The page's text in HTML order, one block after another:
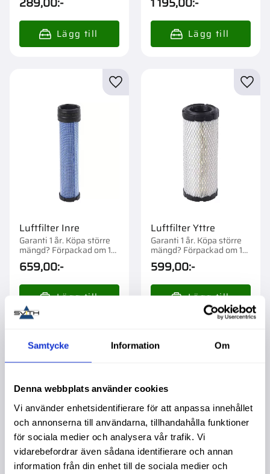
Samtycke Information Om
Denna webbplats använder cookies
Vi använder enhetsidentifierare för att anpassa innehållet
och annonserna till användarna, tillhandahålla funktioner
för sociala medier och analysera vår trafik. Vi
vidarebefordrar även sådana identifierare och annan
information från din enhet till de sociala medier och
Luftfilter Inre
Garanti 1 år. Köpa större
mängd? Förpackad om 1
st.
659,00:-
Lägg till i favoriter
Luftfilter Yttre
Garanti 1 år. Köpa större
mängd? Förpackad om 1
st.
599,00:-
Lägg till i favoriter